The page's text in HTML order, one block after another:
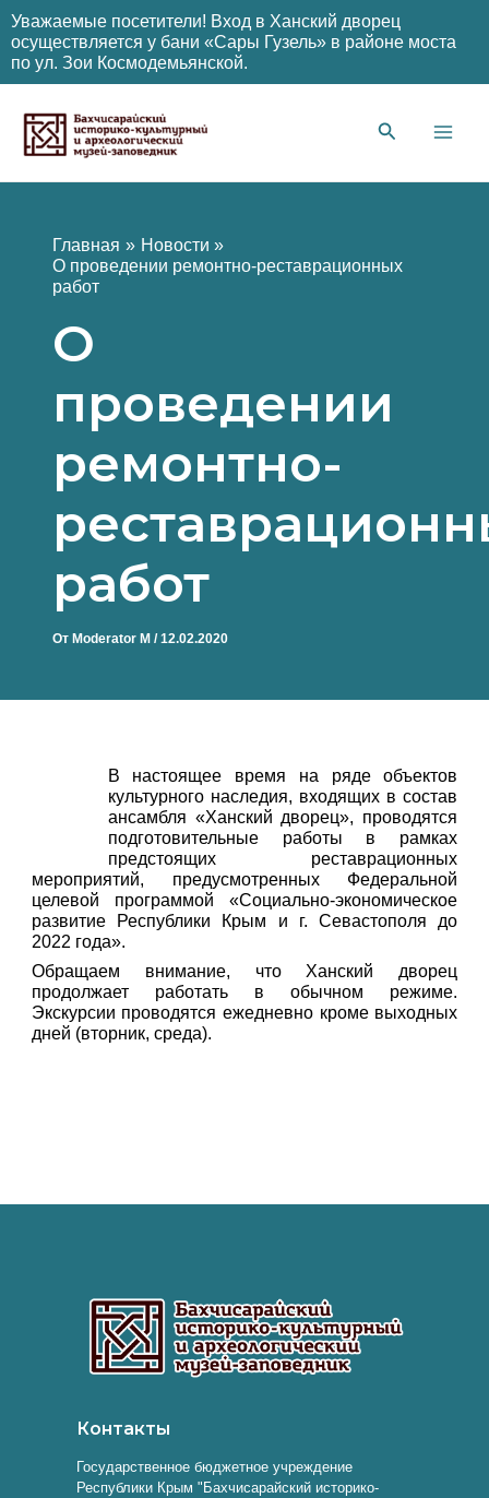
Уважаемые посетители! Вход в Ханский дворец
осуществляется у бани «Сары Гузель» в районе моста
по ул. Зои Космодемьянской.
содержимому
Главная
Новости
О проведении ремонтно-реставрационных
работ
О
проведении
ремонтно-
работ
От Moderator M /12.02.2020
В настоящее время на ряде объектов
культурного наследия, входящих в состав
ансамбля «Ханский дворец», проводятся
подготовительные работы в рамках
предстоящих реставрационных
мероприятий, предусмотренных Федеральной
целевой программой «Социально-экономическое
развитие Республики Крым и г. Севастополя до
2022 года».
Обращаем внимание, что Ханский дворец
продолжает работать в обычном режиме.
Экскурсии проводятся ежедневно кроме выходных
дней (вторник, среда).
Контакты
Государственное бюджетное учреждение
Республики Крым "Бахчисарайский историко-